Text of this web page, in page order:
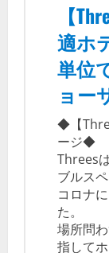
【
適ホ
単位
ョー
◆【
ージ◆
Threes
ブルス
コロナ
た。
場所問
指して